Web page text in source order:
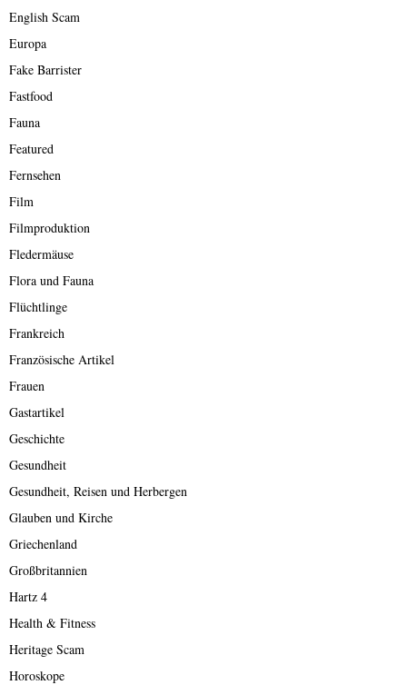
English Scam
Europa
Fake Barrister
Fastfood
Fauna
Featured
Fernsehen
Film
Filmproduktion
Fledermäuse
Flora und Fauna
Flüchtlinge
Frankreich
Französische Artikel
Frauen
Gastartikel
Geschichte
Gesundheit
Gesundheit, Reisen und Herbergen
Glauben und Kirche
Griechenland
Großbritannien
Hartz 4
Health & Fitness
Heritage Scam
Horoskope